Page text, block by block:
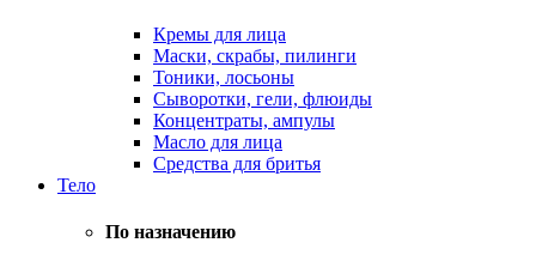
Кремы для лица
Маски, скрабы, пилинги
Тоники, лосьоны
Сыворотки, гели, флюиды
Концентраты, ампулы
Масло для лица
Средства для бритья
Тело
По назначению